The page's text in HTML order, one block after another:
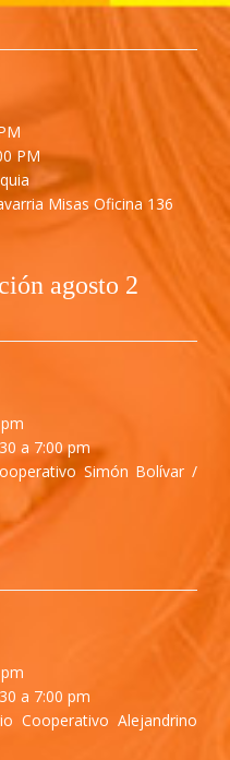
PM
Misas Oficina 136
agosto 2
a 7:00 pm
Simón Bolívar /
a 7:00 pm
Cooperativo Alejandrino